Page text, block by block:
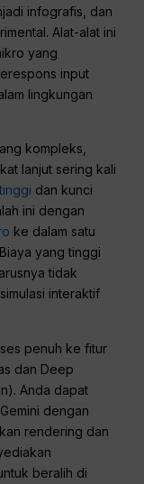
infografis, dan
Alat-alat ini
yang
input
lingkungan
kompleks,
lanjut sering kali
dan kunci
ini dengan
ke dalam satu
yang tinggi
tidak
interaktif
penuh ke fitur
dan Deep
Anda dapat
dengan
rendering dan
beralih di